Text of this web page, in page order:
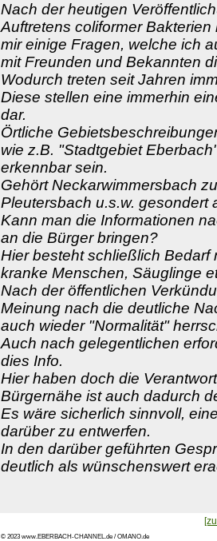
Nach der heutigen
Auftretens coliformer
mir einige Fragen, welche ich
mit Freunden und Bekannten
Wodurch treten seit Jahren
Diese stellen eine immerhin
dar.
Örtliche
wie z.B. "Stadtgebiet
erkennbar sein.
Gehört Neckarwimmersbach
Pleutersbach u.s.w. gesondert
Kann man die Informationen
an die Bürger bringen?
Hier besteht schließlich
kranke Menschen, Säuglinge
Nach der öffentlichen
Meinung nach die deutliche
auch wieder "Normalität"
Auch nach gelegentlichen
dies Info.
Hier haben doch die
Bürgernähe ist auch dadurch
Es wäre sicherlich sinnvoll,
darüber zu entwerfen.
In den darüber geführten
deutlich als wünschenswert
© 2023 www.EBERBACH-CHANNEL.de / OMANO.de